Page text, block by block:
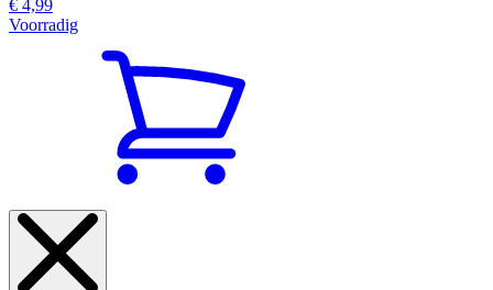
€ 4,99
Voorradig